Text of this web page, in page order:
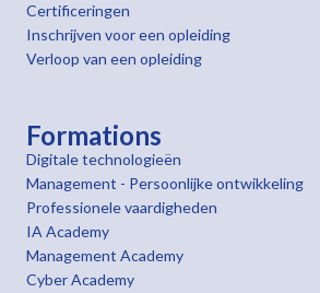
Certificeringen
Inschrijven voor een opleiding
Verloop van een opleiding
Formations
Digitale technologieën
Management - Persoonlijke ontwikkeling
Professionele vaardigheden
IA Academy
Management Academy
Cyber Academy